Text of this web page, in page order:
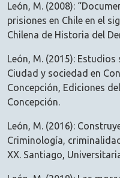
León, M. (2008):
prisiones en Chile en el
Chilena de Historia del
León, M. (2015): Estudios
Ciudad y sociedad en
Concepción, Ediciones
Concepción.
León, M. (2016):
Criminología,
XX. Santiago,